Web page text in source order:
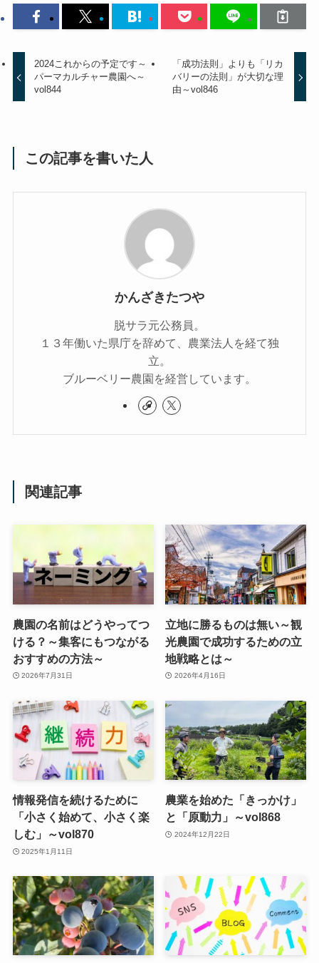
2024これからの予定です～
パーマカルチャー農園へ～
vol844
「成功法則」よりも「リカ
バリーの法則」が大切な理
由～vol846
この記事を書いた人
かんざきたつや
脱サラ元公務員。
１３年働いた県庁を辞めて、農業法人を経て独
立。
ブルーベリー農園を経営しています。
関連記事
農園の名前はどうやってつ
ける？～集客にもつながる
おすすめの方法～
2026年7月31日
立地に勝るものは無い～観
光農園で成功するための立
地戦略とは～
2026年4月16日
情報発信を続けるために
「小さく始めて、小さく楽
しむ」～vol870
2025年1月11日
農業を始めた「きっかけ」
と「原動力」～vol868
2024年12月22日